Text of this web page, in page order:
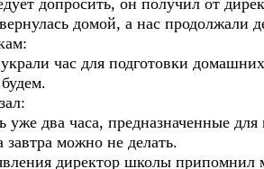
допросить, он получил от
домой, а нас продолжали
час для подготовки
уже два часа, предназначенные
можно не делать.
директор школы